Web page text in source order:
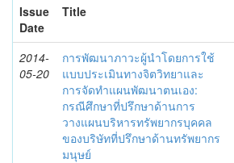
Issue
Date
Title
2014-
05-20
การพัฒนาภาวะผู้นำโดยการใช้
แบบประเมินทางจิตวิทยาและ
การจัดทำแผนพัฒนาตนเอง:
กรณีศึกษาที่ปรึกษาด้านการ
วางแผนบริหารทรัพยากรบุคคล
ของบริษัทที่ปรึกษาด้านทรัพยากร
มนุษย์